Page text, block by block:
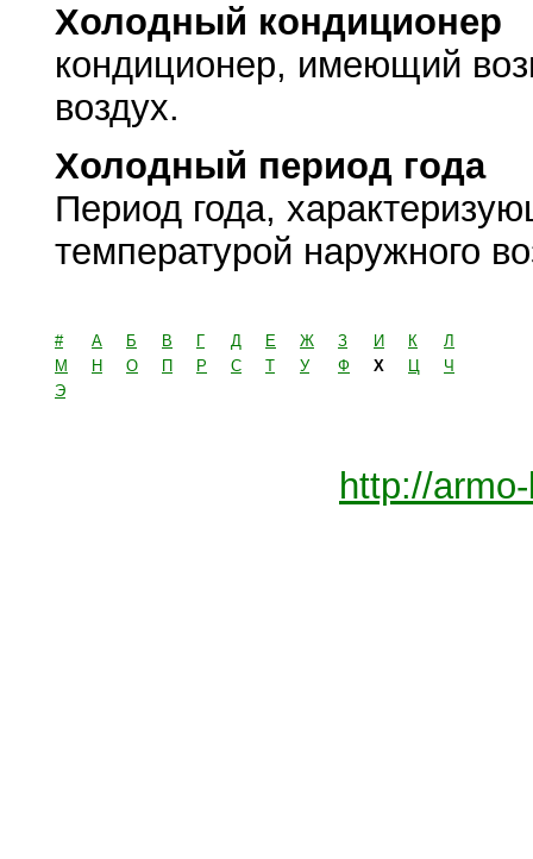
Холодный кондиционер
кондиционер, имеющий
воздух.
Холодный период года
Период года,
температурой наружного
# А Б В Г Д Е Ж З И К
Л
М
Н О П Р С Т У Ф Х
Ч
Э
http://